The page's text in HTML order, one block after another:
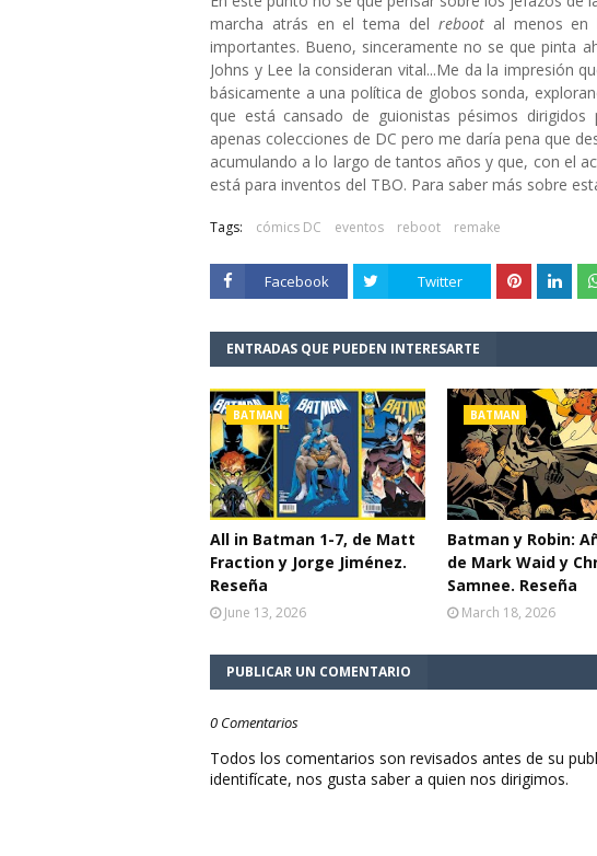
marcha atrás en el tema del rebootal menos en
importantes. Bueno, sinceramente no se que pinta
Johns y Lee la consideran vital...Me da la impresión
básicamente a una política de globos sonda,
que está cansado de guionistas pésimos
apenas colecciones de DC pero me daría pena que
acumulando a lo largo de tantos años y que, con el
está para inventos del TBO. Para saber más sobre
Tags: cómics DC eventos reboot remake
Facebook Twitter
ENTRADAS QUE PUEDEN INTERESARTE
BATMAN
All in Batman 1-7, de Matt
Fraction y Jorge Jiménez.
Reseña
June 13, 2026
BATMAN
Batman y Robin:
de Mark Waid y
Samnee. Reseña
March 18, 2026
PUBLICAR UN COMENTARIO
0 Comentarios
Todos los comentarios son revisados antes de su
identifícate, nos gusta saber a quien nos dirigimos.